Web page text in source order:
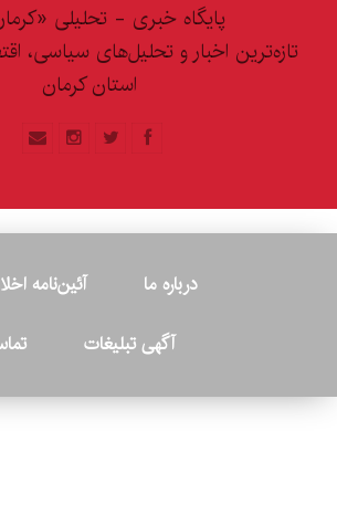
پایگاه خبری - تحلیلی
تازه‌ترین اخبار و تحلیل‌های سیاسی،
استان کرمان
درباره ما
آئین‌نامه
آگهی تبلیغات